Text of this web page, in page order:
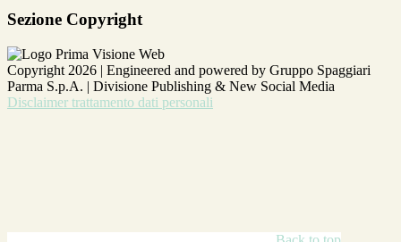
Sezione Copyright
Copyright 2026 | Engineered and powered by Gruppo Spaggiari
Parma S.p.A. | Divisione Publishing & New Social Media
Disclaimer trattamento dati personali